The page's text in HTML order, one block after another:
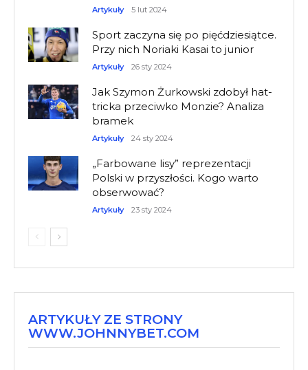
Artykuły 5 lut 2024
Sport zaczyna się po pięćdziesiątce.
Przy nich Noriaki Kasai to junior
Artykuły 26 sty 2024
Jak Szymon Żurkowski zdobył hat-
tricka przeciwko Monzie? Analiza
bramek
Artykuły 24 sty 2024
„Farbowane lisy” reprezentacji
Polski w przyszłości. Kogo warto
obserwować?
Artykuły 23 sty 2024
ARTYKUŁY ZE STRONY
WWW.JOHNNYBET.COM